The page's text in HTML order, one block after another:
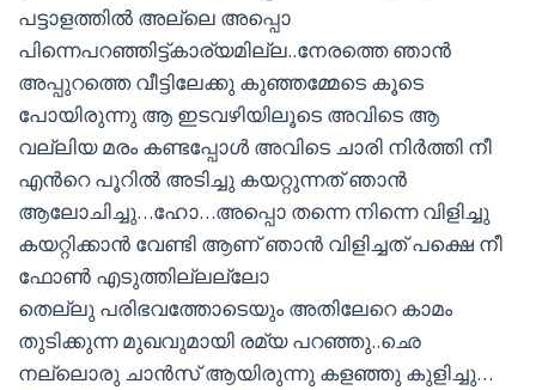
പട്ടാളത്തില്‍ അല്ലെ അപ്പൊ
പിന്നെപറഞ്ഞിട്ട്കാര്യമില്ല..നേരത്തെ ഞാന്‍
അപ്പുറത്തെ വീട്ടിലേക്കു കുഞ്ഞമ്മേടെ കൂടെ
പോയിരുന്നു ആ ഇടവഴിയിലൂടെ അവിടെ ആ
വല്ലിയ മരം കണ്ടപ്പോള്‍ അവിടെ ചാരി നിര്‍ത്തി നീ
എന്‍റെ പൂറില്‍ അടിച്ചു കയറ്റുന്നത് ഞാന്‍
ആലോചിച്ചു…ഹോ…അപ്പൊ തന്നെ നിന്നെ വിളിച്ചു
കയറ്റിക്കാന്‍ വേണ്ടി ആണ് ഞാന്‍ വിളിച്ചത് പക്ഷെ നീ
ഫോണ്‍ എടുത്തില്ലല്ലോ
തെല്ലു പരിഭവത്തോടെയും അതിലേറെ കാമം
തുടിക്കുന്ന മുഖവുമായി രമ്യ പറഞ്ഞു..ഛെ
നല്ലൊരു ചാന്‍സ് ആയിരുന്നു കളഞ്ഞു കുളിച്ചു…